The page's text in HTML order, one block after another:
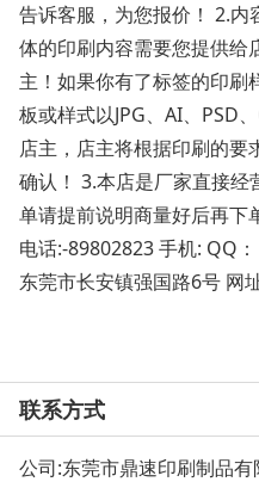
告诉客服，为您报价！ 2.
体的印刷内容需要您提供给
主！如果你有了标签的印刷
板或样式以JPG、AI、PSD
店主，店主将根据印刷的要
确认！ 3.本店是厂家直接
单请提前说明商量好后再下
电话:-89802823 手机: QQ
东莞市长安镇强国路6号 网
联系方式
公司:东莞市鼎速印刷制品有